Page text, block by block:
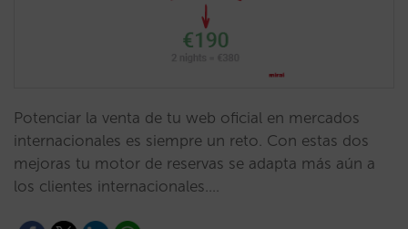
Potenciar la venta de tu web oficial en mercados
internacionales es siempre un reto. Con estas dos
mejoras tu motor de reservas se adapta más aún a
los clientes internacionales.…